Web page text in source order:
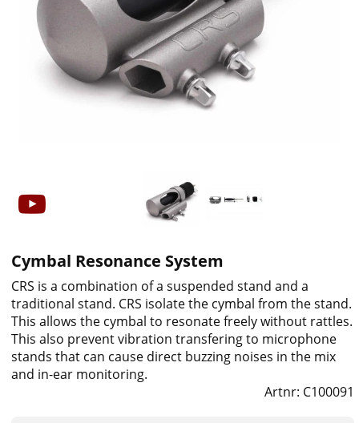
Cymbal Resonance System
CRS is a combination of a suspended stand and a
traditional stand. CRS isolate the cymbal from the stand.
This allows the cymbal to resonate freely without rattles.
This also prevent vibration transfering to microphone
stands that can cause direct buzzing noises in the mix
and in-ear monitoring.
Artnr: C100091